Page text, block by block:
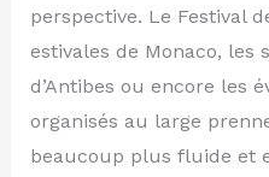
perspective. Le Festival
estivales de Monaco, les
d’Antibes ou encore les
organisés au large
beaucoup plus fluide et